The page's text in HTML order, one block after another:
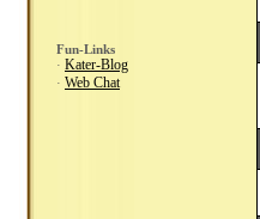
Fun-Links
· Kater-Blog
· Web Chat